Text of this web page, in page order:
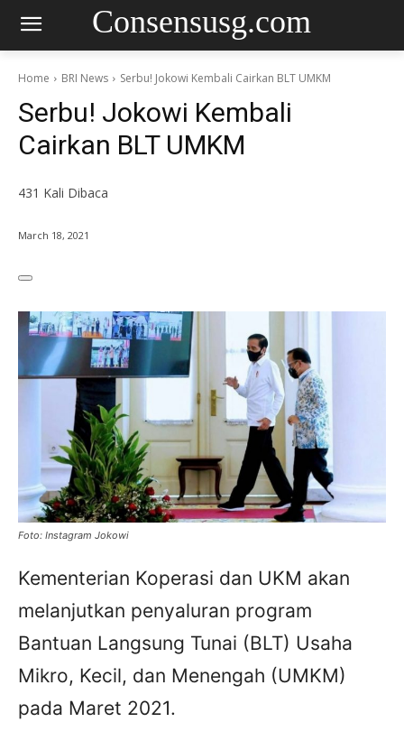
Consensusg.com
Home BRI News Serbu! Jokowi Kembali Cairkan BLT UMKM
Serbu! Jokowi Kembali
Cairkan BLT UMKM
431 Kali Dibaca
March 18, 2021
Foto: Instagram Jokowi
Kementerian Koperasi dan UKM akan
melanjutkan penyaluran program
Bantuan Langsung Tunai (BLT) Usaha
Mikro, Kecil, dan Menengah (UMKM)
pada Maret 2021.